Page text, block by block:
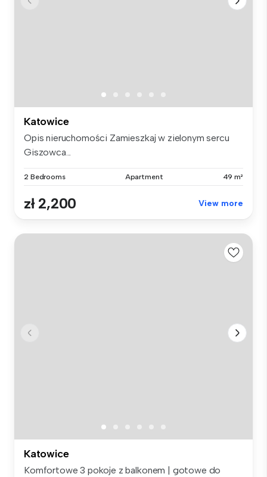
Katowice
Opis nieruchomości Zamieszkaj w zielonym sercu
Giszowca...
2 Bedrooms Apartment 49 m²
zł 2,200 View more
Katowice
Komfortowe 3 pokoje z balkonem | gotowe do